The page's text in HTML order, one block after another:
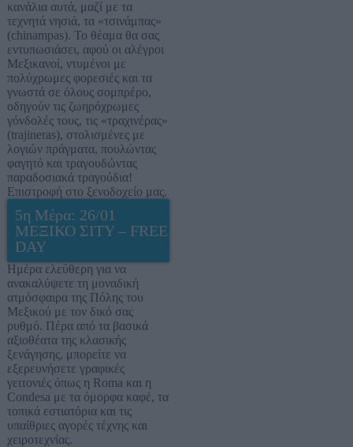
κανάλια αυτά, μαζί με τα
τεχνητά νησιά, τα «τσινάμπας»
(chinampas). Το θέαμα θα σας
εντυπωσιάσει, αφού οι αλέγροι
Μεξικανοί, ντυμένοι με
πολύχρωμες φορεσιές και τα
γνωστά σε όλους σομπρέρο,
οδηγούν τις ζωηρόχρωμες
γόνδολές τους, τις «τραχινέρας»
(trajineras), στολισμένες με
λογιών πράγματα, πουλώντας
φαγητό και τραγουδώντας
παραδοσιακά τραγούδια!
Επιστροφή στο ξενοδοχείο μας.
5η Μέρα: 26/01
ΜΕΞΙΚΟ ΣΙΤΥ – FREE
DAY
Ημέρα ελεύθερη για να
ανακαλύψετε τη μοναδική
ατμόσφαιρα της Πόλης του
Μεξικού με τον δικό σας
ρυθμό. Πέρα από τα βασικά
αξιοθέατα της κλασικής
ξενάγησης, μπορείτε να
εξερευνήσετε γραφικές
γειτονιές όπως η Roma και η
Condesa με τα όμορφα καφέ, τα
τοπικά εστιατόρια και τις
υπαίθριες αγορές τέχνης και
χειροτεχνίας.